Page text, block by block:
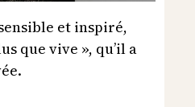
et inspiré,
que vive », qu’il a